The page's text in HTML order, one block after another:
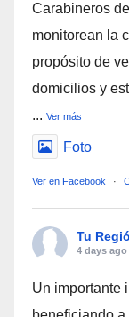
Carabineros
monitorean la
propósito de
domicilios y
... Ver más
Foto
Ver en Facebook ·
Tu
4 days ago
Un importante